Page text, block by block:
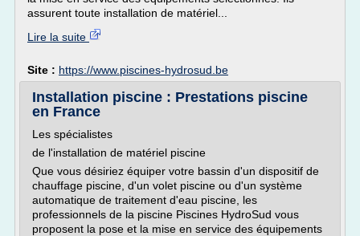
assurent toute installation de matériel...
Lire la suite
Site : https://www.piscines-hydrosud.be
Installation piscine : Prestations piscine
en France
Les spécialistes
de l'installation de matériel piscine
Que vous désiriez équiper votre bassin d'un dispositif de
chauffage piscine, d'un volet piscine ou d'un système
automatique de traitement d'eau piscine, les
professionnels de la piscine Piscines HydroSud vous
proposent la pose et la mise en service des équipements